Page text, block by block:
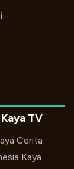
TV
Cerita
Kaya